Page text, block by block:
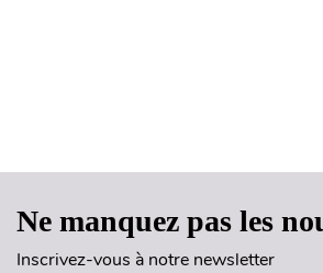
Ne manquez pas les
Inscrivez-vous à notre newsletter